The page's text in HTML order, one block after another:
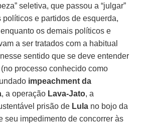
seletiva, que passou a “julgar”
políticos e partidos de esquerda,
enquanto os demais políticos e
a ser tratados com a habitual
sentido que se deve entender
processo conhecido como
impeachment da
, a operação Lava-Jato, a
prisão de Lula no bojo da
seu impedimento de concorrer às